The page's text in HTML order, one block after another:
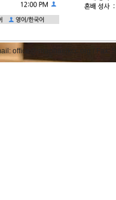
office@straphaelkcc.org /